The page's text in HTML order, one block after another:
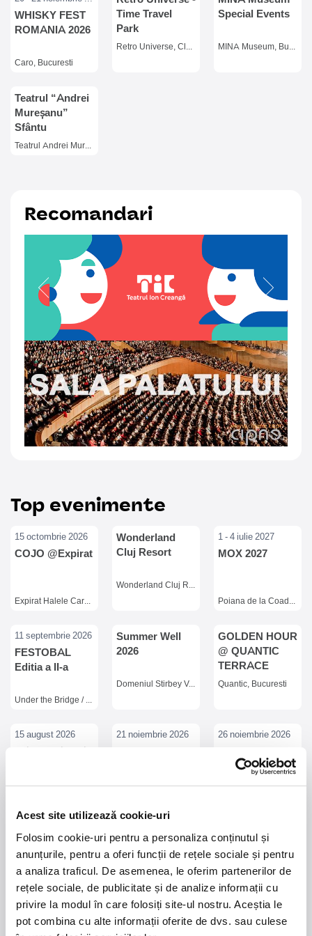
Acest site utilizează cookie-uri
Folosim cookie-uri pentru a personaliza conținutul și
anunțurile, pentru a oferi funcții de rețele sociale și pentru
a analiza traficul. De asemenea, le oferim partenerilor de
rețele sociale, de publicitate și de analize informații cu
privire la modul în care folosiți site-ul nostru. Aceștia le
pot combina cu alte informații oferite de dvs. sau culese
WHISKY FEST
ROMANIA 2026
Caro, Bucuresti
Time Travel
Park
Retro Universe, Cluj-Napoca
Special Events
MINA Museum, Bucuresti
Teatrul “Andrei
Mureșanu”
Sfântu
Gheorghe
Teatrul Andrei Muresanu, Sfantu Gheorghe
Recomandari
Top evenimente
15 octombrie 2026
COJO @Expirat
Expirat Halele Carol, Bucuresti
Wonderland
Cluj Resort
Wonderland Cluj Resort, Cluj-Napoca
1 - 4 iulie 2027
MOX 2027
Poiana de la Coada Lacului Floroiu, Valea Draganului, Cluj
11 septembrie 2026
FESTOBAL
Editia a II-a
Under the Bridge / Magic Place, Bucuresti
Summer Well
2026
Domeniul Stirbey Voda, Buftea
GOLDEN HOUR
@ QUANTIC
TERRACE
Quantic, Bucuresti
15 august 2026
MADRIGAL LA
21 noiembrie 2026 26 noiembrie 2026
la Guesthouse
25 decembrie 2026
Dirty Nano -
Wonder
Sensation /
White
Christmas Party
16 septembrie 2026
ROCK
SYMPHONY
SHOW
20 - 23 august 2026
Durusa
SummerHills
#12
16 octombrie 2026
Comedie la